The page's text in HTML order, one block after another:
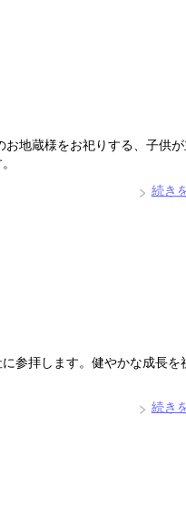
地蔵様をお祀りする、子供
続き
参拝します。健やかな成長を
続き